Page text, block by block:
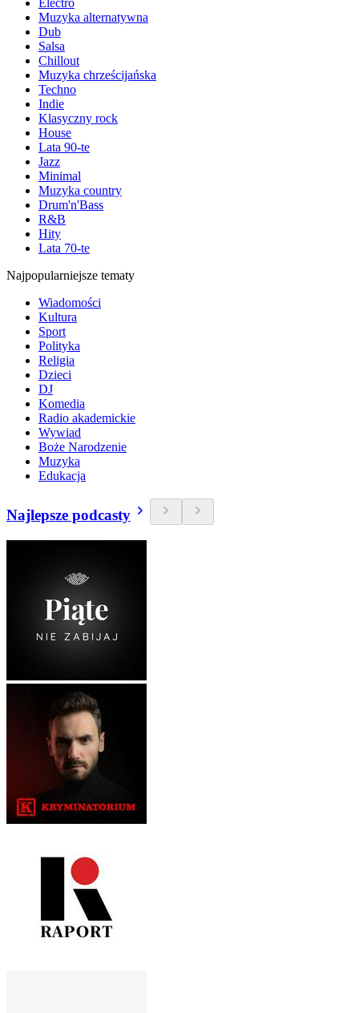
Electro
Muzyka alternatywna
Dub
Salsa
Chillout
Muzyka chrześcijańska
Techno
Indie
Klasyczny rock
House
Lata 90-te
Jazz
Minimal
Muzyka country
Drum'n'Bass
R&B
Hity
Lata 70-te
Najpopularniejsze tematy
Wiadomości
Kultura
Sport
Polityka
Religia
Dzieci
DJ
Komedia
Radio akademickie
Wywiad
Boże Narodzenie
Muzyka
Edukacja
Najlepsze podcasty